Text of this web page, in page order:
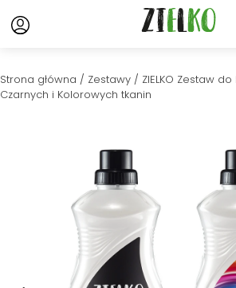
Strona główna / Zestawy / ZIELKO Zestaw
Czarnych i Kolorowych tkanin